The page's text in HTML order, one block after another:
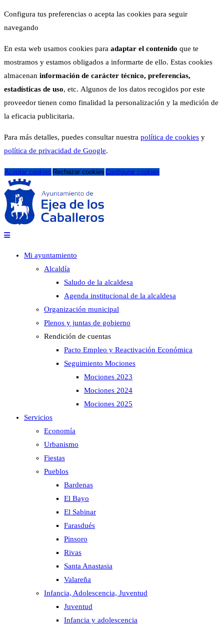
Configura tus preferencias o acepta las cookies para seguir
navegando
En esta web usamos cookies para adaptar el contenido que te
mostramos y estamos obligados a informarte de ello. Estas cookies
almacenan información de carácter técnico, preferencias,
estadísticas de uso, etc. Algunos de los datos recogidos por este
proveedor tienen como finalidad la personalización y la medición de
la eficacia publicitaria.
Para más detalles, puedes consultar nuestra política de cookies y
política de privacidad de Google.
Aceptar cookies Rechazar cookies Configurar cookies
Mi ayuntamiento
Alcaldía
Saludo de la alcaldesa
Agenda institucional de la alcaldesa
Organización municipal
Plenos y juntas de gobierno
Rendición de cuentas
Pacto Empleo y Reactivación Económica
Seguimiento Mociones
Mociones 2023
Mociones 2024
Mociones 2025
Servicios
Economía
Urbanismo
Fiestas
Pueblos
Bardenas
El Bayo
El Sabinar
Farasdués
Pinsoro
Rivas
Santa Anastasia
Valareña
Infancia, Adolescencia, Juventud
Juventud
Infancia y adolescencia